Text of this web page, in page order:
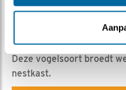
Geert | Geplaatst op 13
Deze vogelsoort broedt
nestkast.